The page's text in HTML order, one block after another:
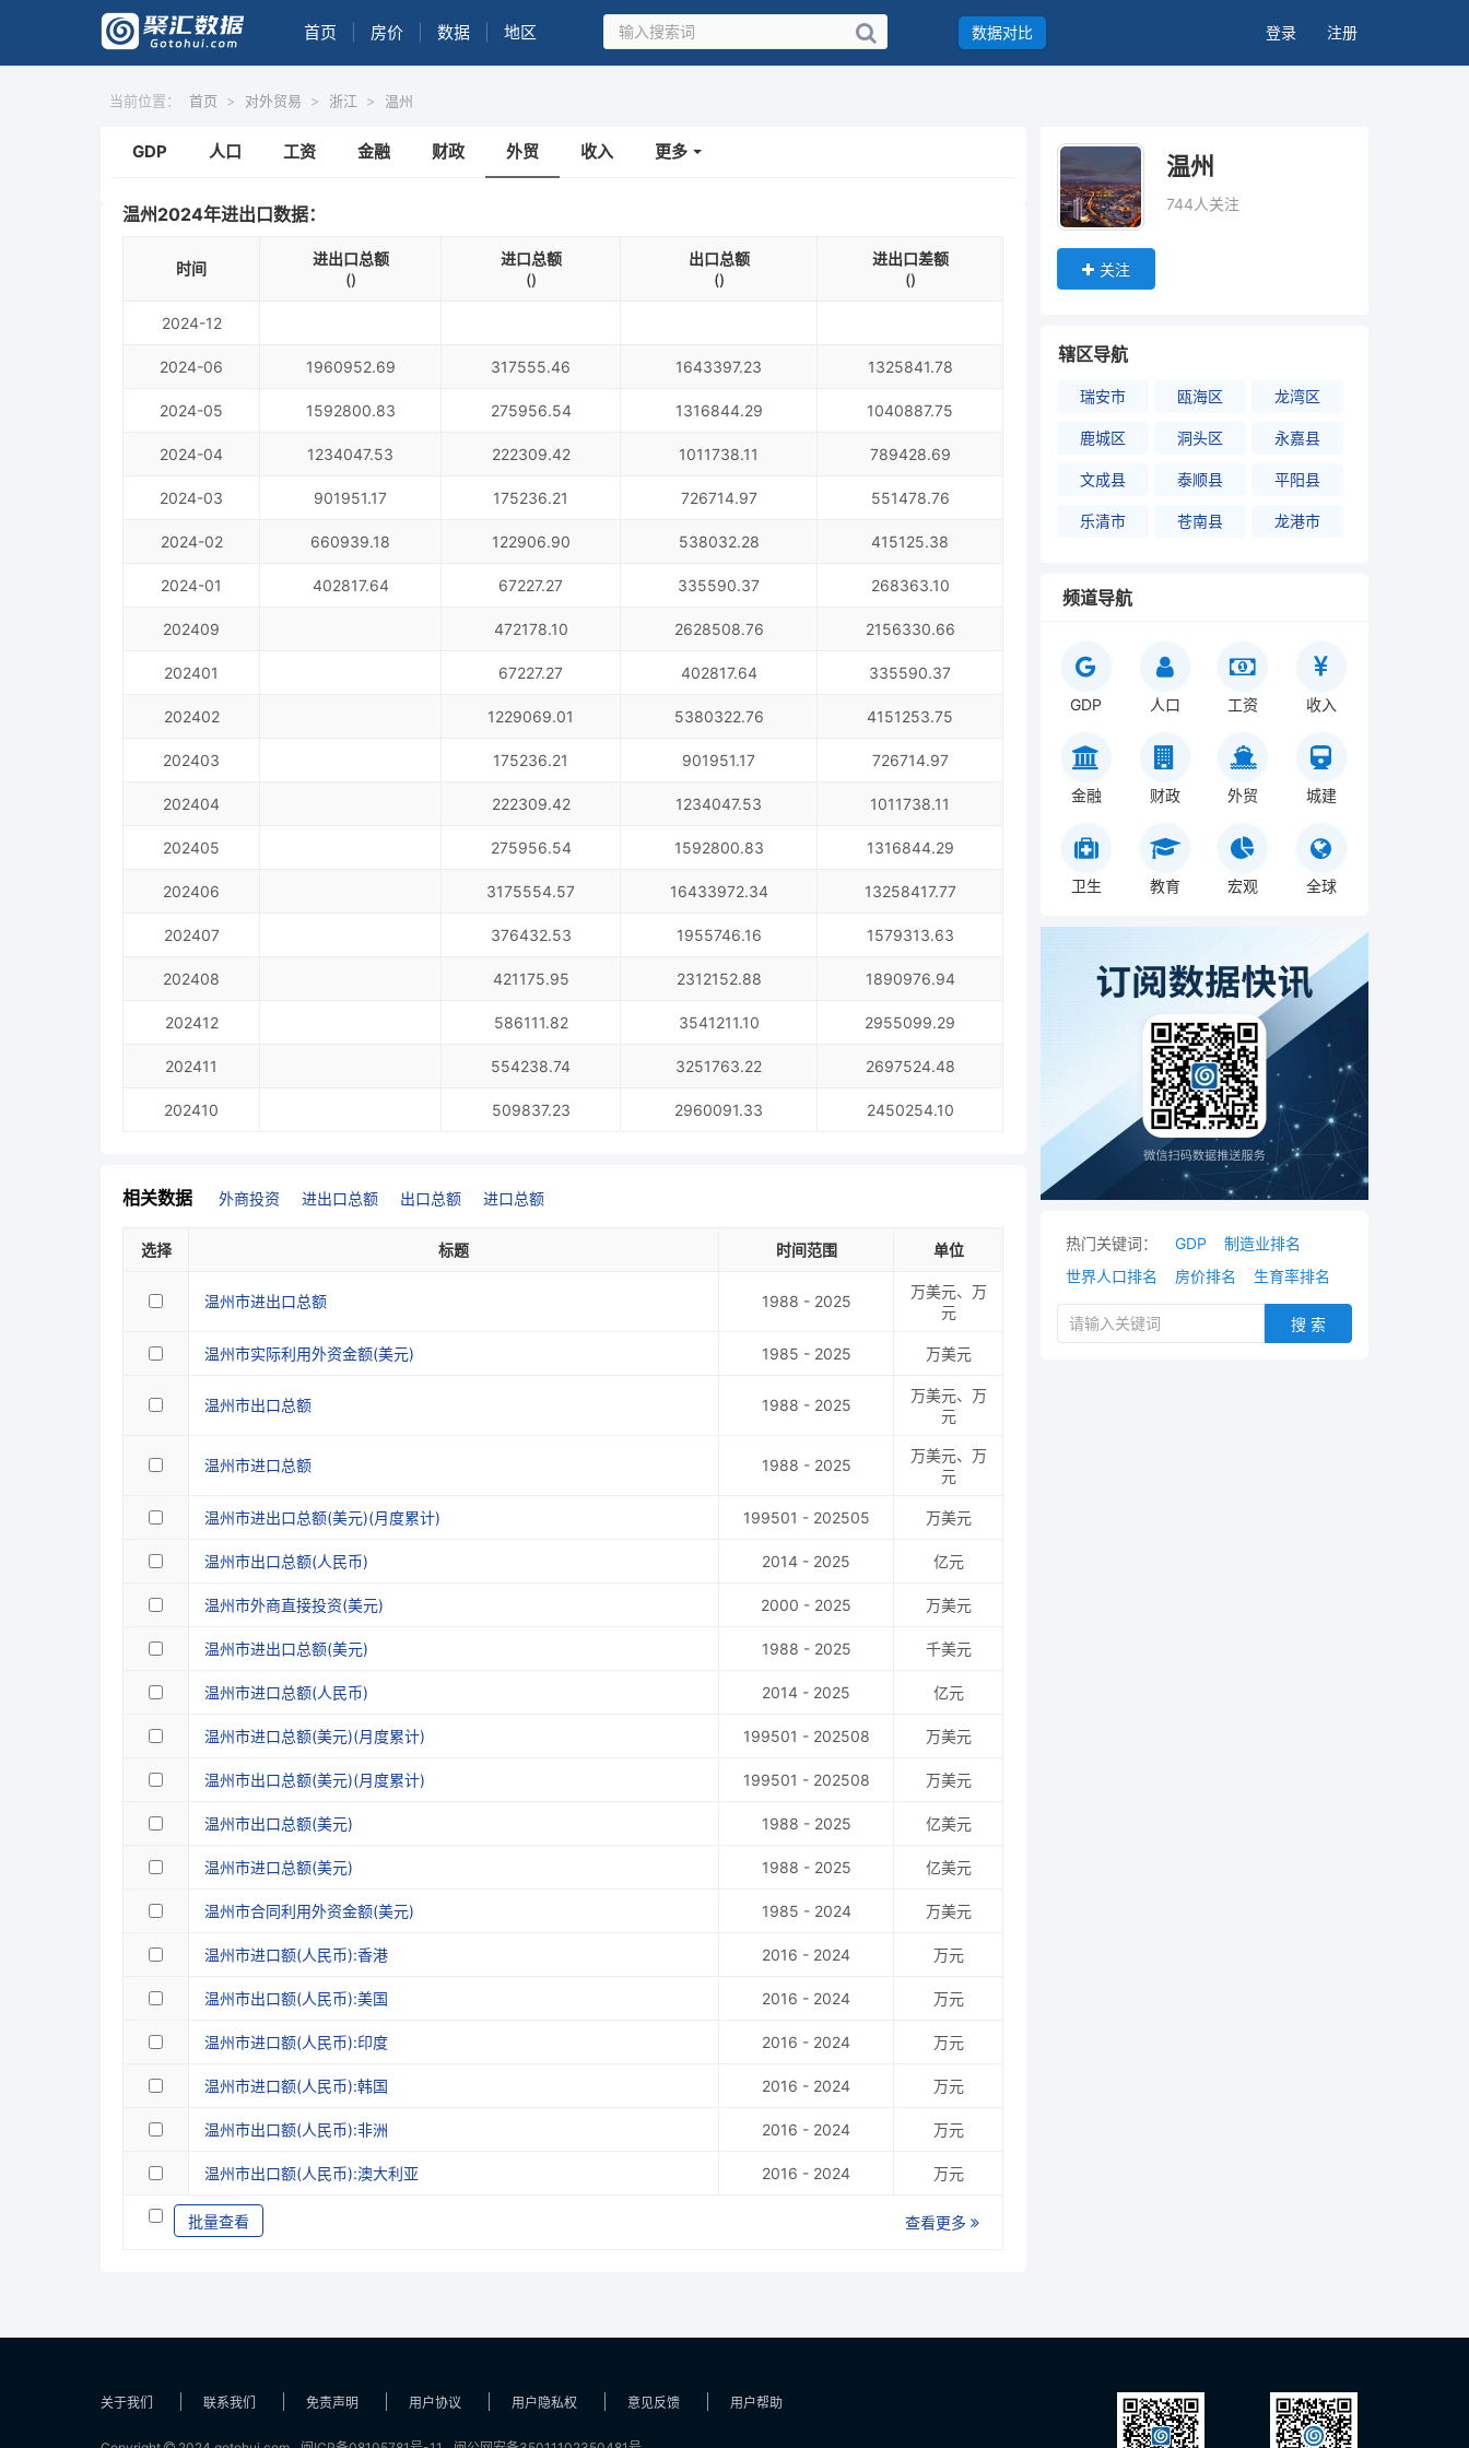
首页 房价 数据 地区 数据对比 登录 注册
当前位置： 首页 > 对外贸易 > 浙江 > 温州
GDP 人口 工资 金融 财政 外贸 收入 更多
温州2024年进出口数据：
时间
进出口总额
()
进口总额
()
出口总额
()
进出口差额
()
2024-12
2024-06 1960952.69 317555.46 1643397.23 1325841.78
2024-05 1592800.83 275956.54 1316844.29 1040887.75
2024-04 1234047.53 222309.42 1011738.11 789428.69
2024-03 901951.17 175236.21 726714.97 551478.76
2024-02 660939.18 122906.90 538032.28 415125.38
2024-01 402817.64 67227.27 335590.37 268363.10
202409 472178.10 2628508.76 2156330.66
202401 67227.27 402817.64 335590.37
202402 1229069.01 5380322.76 4151253.75
202403 175236.21 901951.17 726714.97
202404 222309.42 1234047.53 1011738.11
202405 275956.54 1592800.83 1316844.29
202406 3175554.57 16433972.34 13258417.77
202407 376432.53 1955746.16 1579313.63
202408 421175.95 2312152.88 1890976.94
202412 586111.82 3541211.10 2955099.29
202411 554238.74 3251763.22 2697524.48
202410 509837.23 2960091.33 2450254.10
相关数据 外商投资 进出口总额 出口总额 进口总额
选择 标题 时间范围 单位
温州市进出口总额 1988 - 2025
万美元、万
元
温州市实际利用外资金额(美元) 1985 - 2025 万美元
温州市出口总额 1988 - 2025
万美元、万
元
温州市进口总额 1988 - 2025
万美元、万
元
温州市进出口总额(美元)(月度累计) 199501 - 202505 万美元
温州市出口总额(人民币) 2014 - 2025 亿元
温州市外商直接投资(美元) 2000 - 2025 万美元
温州市进出口总额(美元) 1988 - 2025 千美元
温州市进口总额(人民币) 2014 - 2025 亿元
温州市进口总额(美元)(月度累计) 199501 - 202508 万美元
温州市出口总额(美元)(月度累计) 199501 - 202508 万美元
温州市出口总额(美元) 1988 - 2025 亿美元
温州市进口总额(美元) 1988 - 2025 亿美元
温州市合同利用外资金额(美元) 1985 - 2024 万美元
温州市进口额(人民币):香港 2016 - 2024 万元
温州市出口额(人民币):美国 2016 - 2024 万元
温州市进口额(人民币):印度 2016 - 2024 万元
温州市进口额(人民币):韩国 2016 - 2024 万元
温州市出口额(人民币):非洲 2016 - 2024 万元
温州市出口额(人民币):澳大利亚 2016 - 2024 万元
批量查看 查看更多
温州
744人关注
关注
辖区导航
瑞安市 瓯海区 龙湾区
鹿城区 洞头区 永嘉县
文成县 泰顺县 平阳县
乐清市 苍南县 龙港市
频道导航
GDP 人口 工资 收入
金融 财政 外贸 城建
卫生 教育 宏观 全球
热门关键词： GDP
制造业排名
世界人口排名
房价排名 生育率排名
搜 索
关于我们 联系我们 免责声明 用户协议 用户隐私权 意见反馈 用户帮助